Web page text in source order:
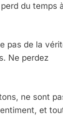
du temps
pas de la
Ne perdez
ne sont
et
Contre